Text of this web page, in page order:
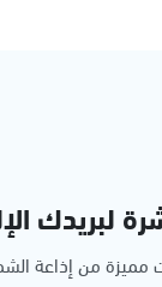
لبريدك
مميزة من إذاعة